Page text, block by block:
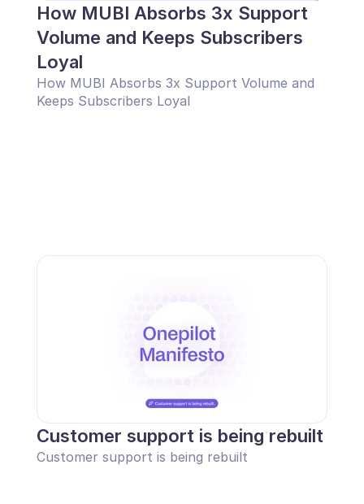
How MUBI Absorbs 3x Support
Volume and Keeps Subscribers
Loyal
How MUBI Absorbs 3x Support Volume and
Keeps Subscribers Loyal
Customer support is being rebuilt
Customer support is being rebuilt